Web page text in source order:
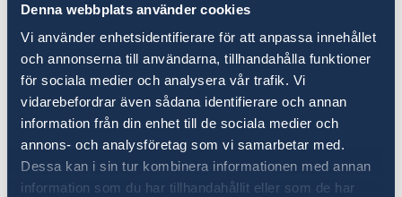
Denna webbplats använder cookies
Vi använder enhetsidentifierare för att anpassa innehållet
och annonserna till användarna, tillhandahålla funktioner
för sociala medier och analysera vår trafik. Vi
vidarebefordrar även sådana identifierare och annan
information från din enhet till de sociala medier och
annons- och analysföretag som vi samarbetar med.
Dessa kan i sin tur kombinera informationen med annan
information som du har tillhandahållit eller som de har
Djibouti
Going to Sweden?
Visiting Sweden
Moving to someone in Sweden
Working in Sweden
Studying in Sweden
Working in Sweden
No local information is currently available.
Please contact the Embassy for information on
any local conditions. A link to the Embassy is
found at the bottom of the page.